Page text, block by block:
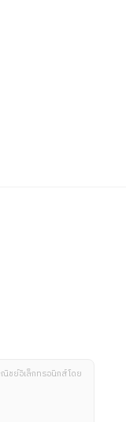
ชย์อิเล็กทรอนิกส์ โดย